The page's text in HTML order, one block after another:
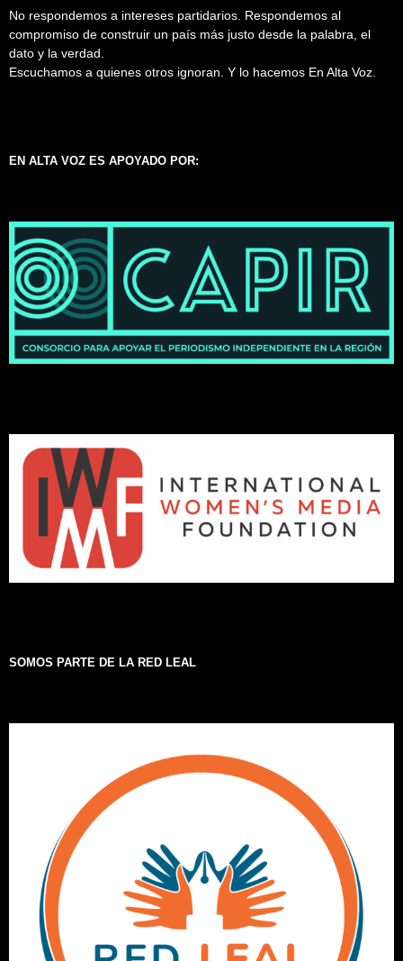
No respondemos a intereses partidarios. Respondemos al
compromiso de construir un país más justo desde la palabra, el
dato y la verdad.
Escuchamos a quienes otros ignoran. Y lo hacemos En Alta Voz.
EN ALTA VOZ ES APOYADO POR:
SOMOS PARTE DE LA RED LEAL